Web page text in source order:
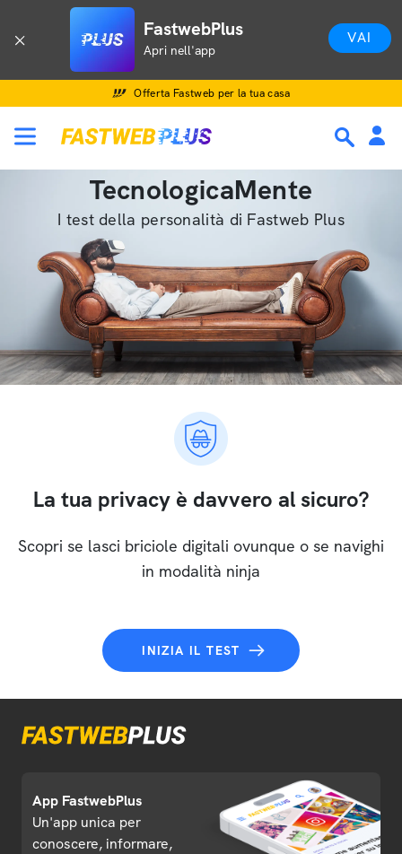
FastwebPlus
Apri nell'app
VAI
Offerta Fastweb per la tua casa
TecnologicaMente
I test della personalità di Fastweb Plus
La tua privacy è davvero al sicuro?
Scopri se lasci briciole digitali ovunque o se navighi
in modalità ninja
INIZIA IL TEST
App FastwebPlus
Un'app unica per
conoscere, informare,